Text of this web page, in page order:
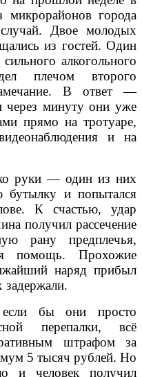
города
Двое молодых
из гостей. Один
алкогольного
плечом второго
В ответ —
через минуту они уже
прямо на тротуаре,
и на
руки — один из них
бутылку и попытался
К счастью, удар
получил рассечение
рану предплечья,
помощь. Прохожие
наряд прибыл
бы они просто
перепалки, всё
штрафом за
5 тысяч рублей. Но
и человек получил